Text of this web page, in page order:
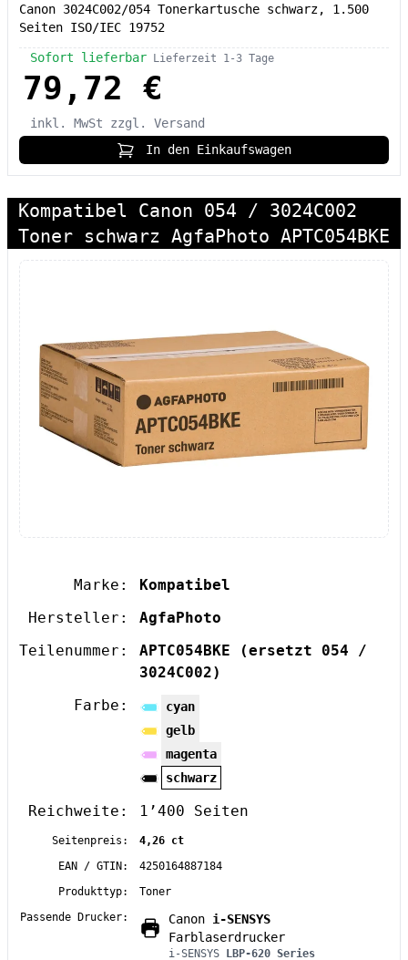
Canon 3024C002/054 Tonerkartusche schwarz, 1.500
Seiten ISO/IEC 19752
Sofort lieferbar Lieferzeit 1-3 Tage
79,72 €
inkl. MwSt
zzgl. Versand
In den Einkaufswagen
Kompatibel Canon 054 / 3024C002
Toner schwarz AgfaPhoto APTC054BKE
Marke:
Kompatibel
Hersteller:
AgfaPhoto
Teilenummer:
APTC054BKE
(ersetzt 054 /
3024C002)
Farbe:
cyan
gelb
magenta
schwarz
Reichweite: 1’400 Seiten
Seitenpreis:
4,26 ct
EAN / GTIN:
4250164887184
Produkttyp:
Toner
Passende Drucker:
Canon i-SENSYS
Farblaserdrucker
i-SENSYS LBP-620 Series